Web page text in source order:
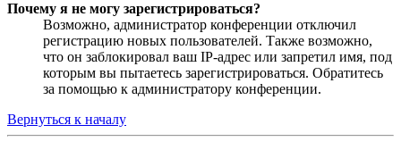
Почему я не могу зарегистрироваться?
Возможно, администратор конференции отключил
регистрацию новых пользователей. Также возможно,
что он заблокировал ваш IP-адрес или запретил имя, под
которым вы пытаетесь зарегистрироваться. Обратитесь
за помощью к администратору конференции.
Вернуться к началу